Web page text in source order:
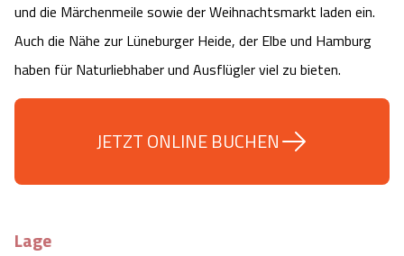
und die Märchenmeile sowie der Weihnachtsmarkt laden ein.
Auch die Nähe zur Lüneburger Heide, der Elbe und Hamburg
haben für Naturliebhaber und Ausflügler viel zu bieten.
Lage
JETZT ONLINE BUCHEN